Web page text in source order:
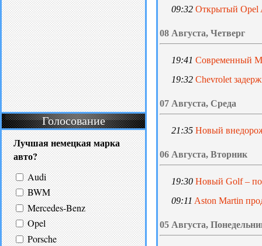
Голосование
Лучшая немецкая марка
авто?
Audi
BWM
Mercedes-Benz
Opel
Porsche
09:32 Открытый Opel
08 Августа, Четверг
19:41 Современный
19:32 Chevrolet
07 Августа, Среда
21:35 Новый
06 Августа, Вторник
19:30 Новый Golf –
09:11 Aston Martin
05 Августа,